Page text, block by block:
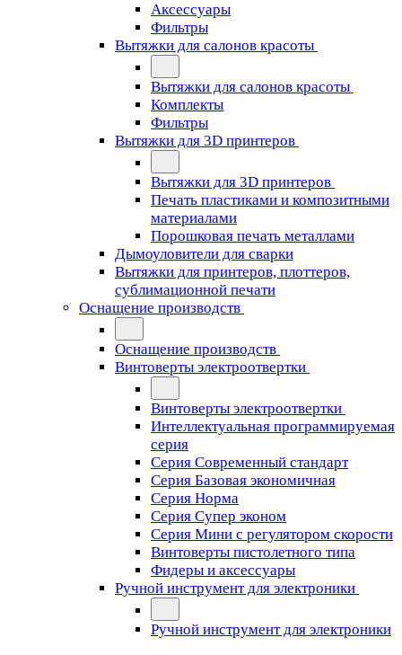
Аксессуары
Фильтры
Вытяжки для салонов красоты
Вытяжки для салонов красоты
Комплекты
Фильтры
Вытяжки для 3D принтеров
Вытяжки для 3D принтеров
Печать пластиками и композитными
материалами
Порошковая печать металлами
Дымоуловители для сварки
Вытяжки для принтеров, плоттеров,
сублимационной печати
Оснащение производств
Оснащение производств
Винтоверты электроотвертки
Винтоверты электроотвертки
Интеллектуальная программируемая
серия
Серия Современный стандарт
Серия Базовая экономичная
Серия Норма
Серия Cупер эконом
Серия Мини с регулятором скорости
Винтоверты пистолетного типа
Фидеры и аксессуары
Ручной инструмент для электроники
Ручной инструмент для электроники